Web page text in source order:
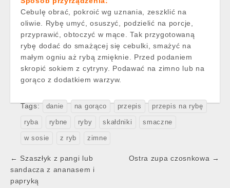
Cebulę obrać, pokroić wg uznania, zeszklić na
oliwie. Rybę umyć, osuszyć, podzielić na porcje,
przyprawić, obtoczyć w mące. Tak przygotowaną
rybę dodać do smażącej się cebulki, smażyć na
małym ogniu aż rybą zmięknie. Przed podaniem
skropić sokiem z cytryny. Podawać na zimno lub na
gorąco z dodatkiem warzyw.
Tags: danie na gorąco przepis przepis na rybę
ryba rybne ryby skałdniki smaczne
w sosie z ryb zimne
Post
navigation
← Szaszłyk z pangi lub
sandacza z ananasem i
papryką
Ostra zupa czosnkowa →